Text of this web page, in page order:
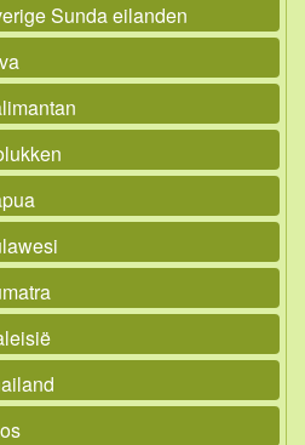
Sunda eilanden